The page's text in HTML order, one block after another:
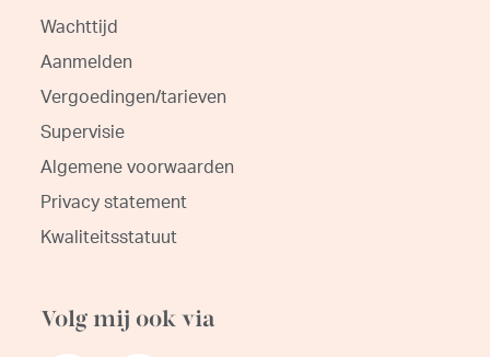
Wachttijd
Aanmelden
Vergoedingen/tarieven
Supervisie
Algemene voorwaarden
Privacy statement
Kwaliteitsstatuut
Volg mij ook via